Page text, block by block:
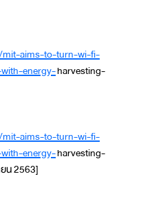
aims-to-turn-wi-fi-
energy-harvesting-
aims-to-turn-wi-fi-
energy-harvesting-
น 2563]